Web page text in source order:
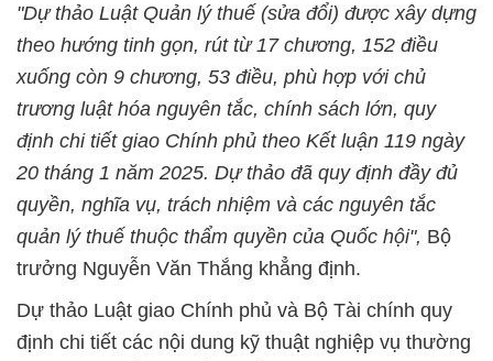
"Dự thảo Luật Quản lý thuế (sửa đổi) được xây dựng
theo hướng tinh gọn, rút từ 17 chương, 152 điều
xuống còn 9 chương, 53 điều, phù hợp với chủ
trương luật hóa nguyên tắc, chính sách lớn, quy
định chi tiết giao Chính phủ theo Kết luận 119 ngày
20 tháng 1 năm 2025. Dự thảo đã quy định đầy đủ
quyền, nghĩa vụ, trách nhiệm và các nguyên tắc
quản lý thuế thuộc thẩm quyền của Quốc hội", Bộ
trưởng Nguyễn Văn Thắng khẳng định.
Dự thảo Luật giao Chính phủ và Bộ Tài chính quy
định chi tiết các nội dung kỹ thuật nghiệp vụ thường